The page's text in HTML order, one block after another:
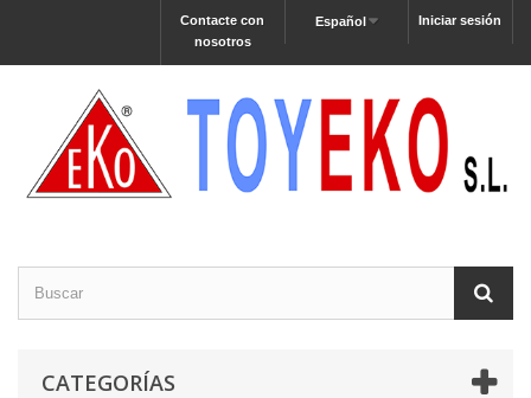
Iniciar sesión
Español
Contacte con
nosotros
CATEGORÍAS